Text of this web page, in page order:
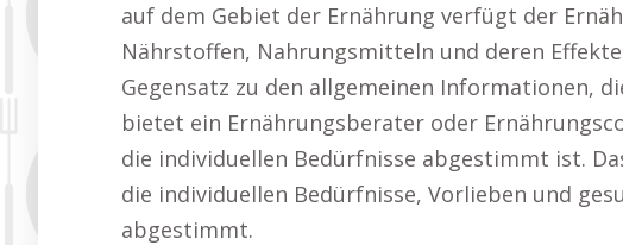
auf dem Gebiet der Ernährung verfügt der
Nährstoffen, Nahrungsmitteln und deren
Gegensatz zu den allgemeinen Informationen,
bietet ein Ernährungsberater oder
die individuellen Bedürfnisse abgestimmt ist.
die individuellen Bedürfnisse, Vorlieben und
abgestimmt.